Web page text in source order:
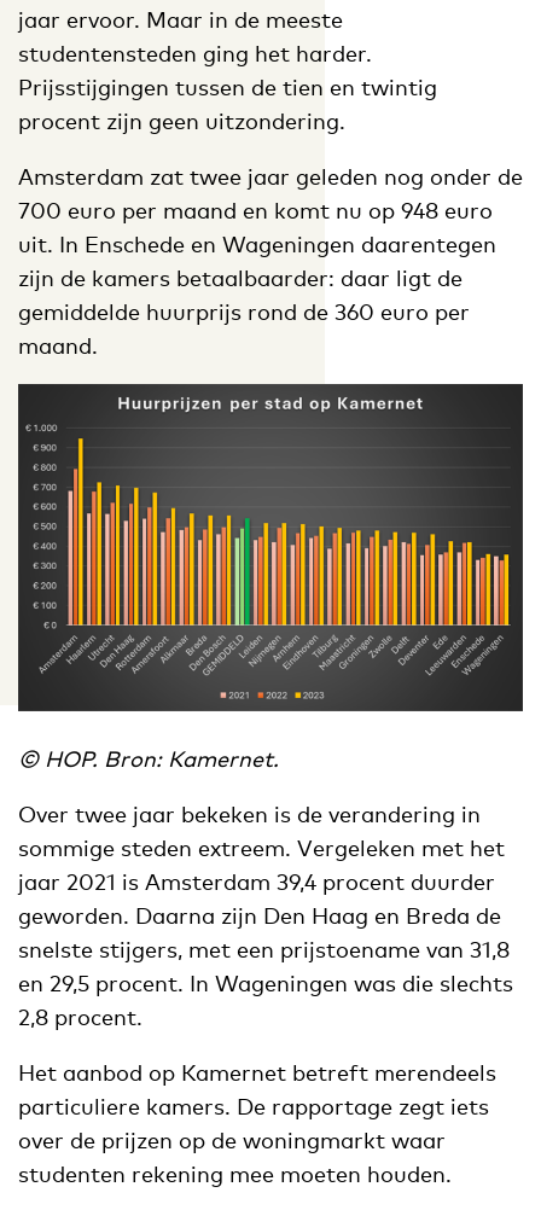
jaar ervoor. Maar in de meeste
studentensteden ging het harder.
Prijsstijgingen tussen de tien en twintig
procent zijn geen uitzondering.
Amsterdam zat twee jaar geleden nog onder de
700 euro per maand en komt nu op 948 euro
uit. In Enschede en Wageningen daarentegen
zijn de kamers betaalbaarder: daar ligt de
gemiddelde huurprijs rond de 360 euro per
maand.
© HOP. Bron: Kamernet.
Over twee jaar bekeken is de verandering in
sommige steden extreem. Vergeleken met het
jaar 2021 is Amsterdam 39,4 procent duurder
geworden. Daarna zijn Den Haag en Breda de
snelste stijgers, met een prijstoename van 31,8
en 29,5 procent. In Wageningen was die slechts
2,8 procent.
Het aanbod op Kamernet betreft merendeels
particuliere kamers. De rapportage zegt iets
over de prijzen op de woningmarkt waar
studenten rekening mee moeten houden.